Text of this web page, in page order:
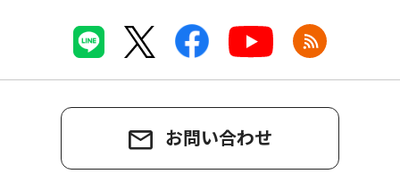
お問い合わせ